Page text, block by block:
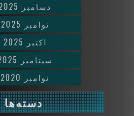
دسامبر 2025
نوامبر 2025
اکتبر 2025
سپتامبر 2025
نوامبر 2020
دسته‌ها